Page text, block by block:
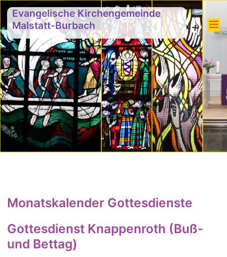
Evangelische Kirchengemeinde
Malstatt-Burbach
Monatskalender Gottesdienste
Gottesdienst Knappenroth (Buß-
und Bettag)